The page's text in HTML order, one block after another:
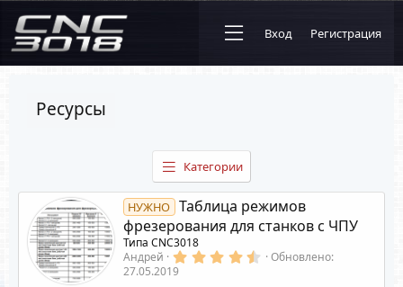
Вход Регистрация
Ресурсы
Категории
НУЖНО Таблица режимов
фрезерования для станков с ЧПУ
Типа CNC3018
Андрей
4Обновлено:
27.05.2019